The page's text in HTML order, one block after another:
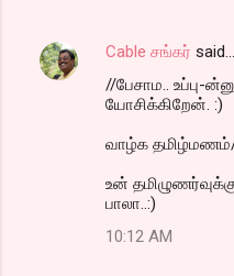
Cable சங்கர் said…
//பேசாம.. உப்பு-
யோசிக்கிறேன். :)
வாழ்க
உன்
பாலா..:)
10:12 AM